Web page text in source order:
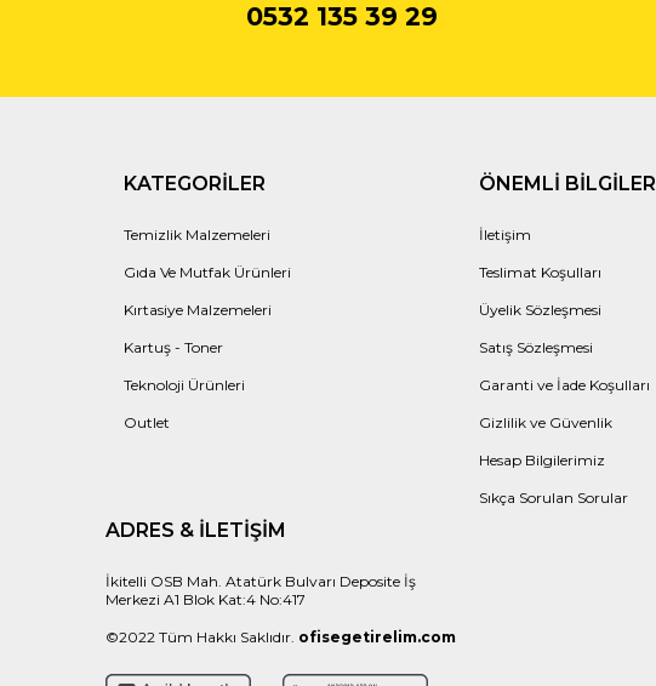
0532 135 39 29
KATEGORILER
Temizlik Malzemeleri
Gıda Ve Mutfak Ürünleri
Kırtasiye Malzemeleri
Kartuş - Toner
Teknoloji Ürünleri
Outlet
ÖNEMLI BILGILER
İletişim
Teslimat Koşulları
Üyelik Sözleşmesi
Satış Sözleşmesi
Garanti ve İade Koşulları
Gizlilik ve Güvenlik
Hesap Bilgilerimiz
Sıkça Sorulan Sorular
ADRES & İLETIŞIM
İkitelli OSB Mah. Atatürk Bulvarı Deposite İş
Merkezi A1 Blok Kat:4 No:417
©2022 Tüm Hakkı Saklıdır. ofisegetirelim.com